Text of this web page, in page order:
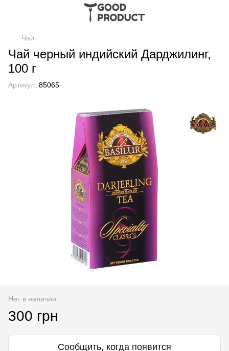
Чай
Чай черный индийский Дарджилинг,
100 г
Артикул: 85065
Нет в наличии
300 грн
Сообщить, когда появится